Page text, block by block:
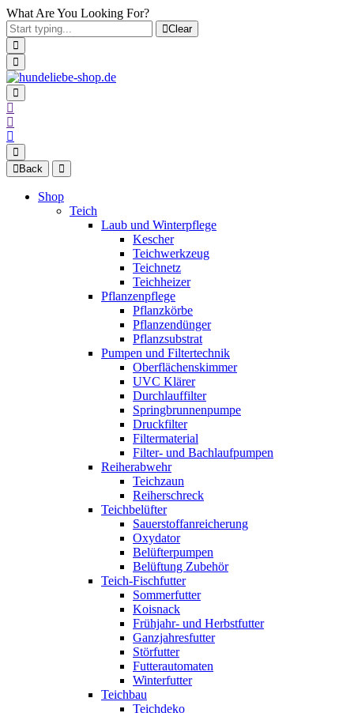
What Are You Looking For?
Clear
Back
Shop
Teich
Laub und Winterpflege
Kescher
Teichwerkzeug
Teichnetz
Teichheizer
Pflanzenpflege
Pflanzkörbe
Pflanzendünger
Pflanzsubstrat
Pumpen und Filtertechnik
Oberflächenskimmer
UVC Klärer
Durchlauffilter
Springbrunnenpumpe
Druckfilter
Filtermaterial
Filter- und Bachlaufpumpen
Reiherabwehr
Teichzaun
Reiherschreck
Teichbelüfter
Sauerstoffanreicherung
Oxydator
Belüfterpumpen
Belüftung Zubehör
Teich-Fischfutter
Sommerfutter
Koisnack
Frühjahr- und Herbstfutter
Ganzjahresfutter
Störfutter
Futterautomaten
Winterfutter
Teichbau
Teichdeko